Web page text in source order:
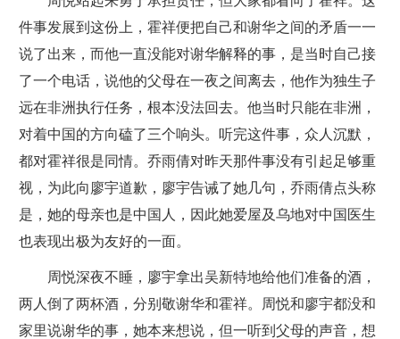
件事发展到这份上，霍祥便把自己和谢华之间的矛盾一一
说了出来，而他一直没能对谢华解释的事，是当时自己接
了一个电话，说他的父母在一夜之间离去，他作为独生子
远在非洲执行任务，根本没法回去。他当时只能在非洲，
对着中国的方向磕了三个响头。听完这件事，众人沉默，
都对霍祥很是同情。乔雨倩对昨天那件事没有引起足够重
视，为此向廖宇道歉，廖宇告诫了她几句，乔雨倩点头称
是，她的母亲也是中国人，因此她爱屋及乌地对中国医生
也表现出极为友好的一面。
周悦深夜不睡，廖宇拿出吴新特地给他们准备的酒，
两人倒了两杯酒，分别敬谢华和霍祥。周悦和廖宇都没和
家里说谢华的事，她本来想说，但一听到父母的声音，想